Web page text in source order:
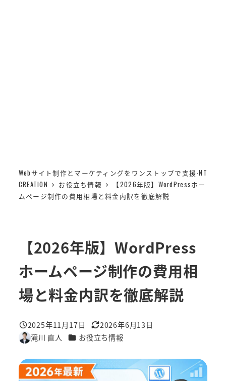
Webサイト制作とマーケティングをワンストップで支援-NT
CREATION
お役立ち情報
【2026年版】WordPressホー
ムページ制作の費用相場と料金内訳を徹底解説
【2026年版】WordPress
ホームページ制作の費用相
場と料金内訳を徹底解説
投稿日
2025年11月17日
更新日
2026年6月13日
著
滝川 直人 カテゴリー
お役立ち情報